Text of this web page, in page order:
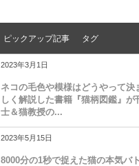
ピックアップ記事 タグ
2023年3月1日
ネコの毛色や模様はどうやって決
しく解説した書籍『猫柄図鑑』が
士＆猫教授の...
2023年5月15日
8000分の1秒で捉えた猫の本気バ